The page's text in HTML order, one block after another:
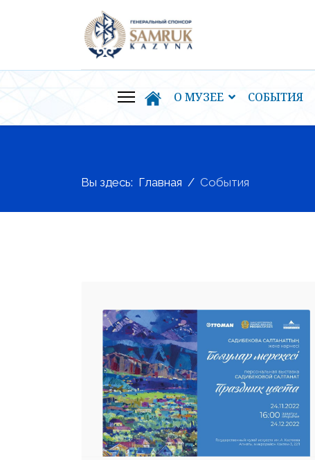
О МУЗЕЕ СОБЫТИЯ
Вы здесь: Главная События